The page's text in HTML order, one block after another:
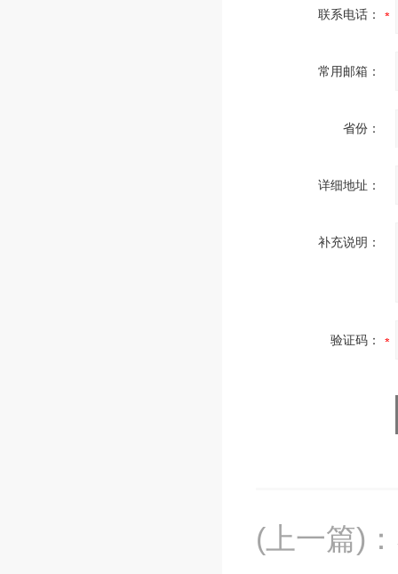
联系电话：
常用邮箱：
省份：
详细地址：
补充说明：
验证码：
(上一篇) ：